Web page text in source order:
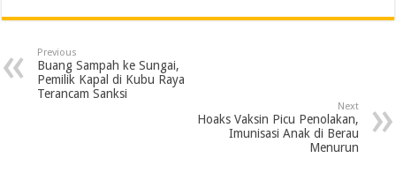
c
b
o
i
t
e
n
e
d
a
s
A
l
r
a
i
a
Previous
Buang Sampah ke Sungai,
Pemilik Kapal di Kubu Raya
Terancam Sanksi
Next
Hoaks Vaksin Picu Penolakan,
Imunisasi Anak di Berau
Menurun